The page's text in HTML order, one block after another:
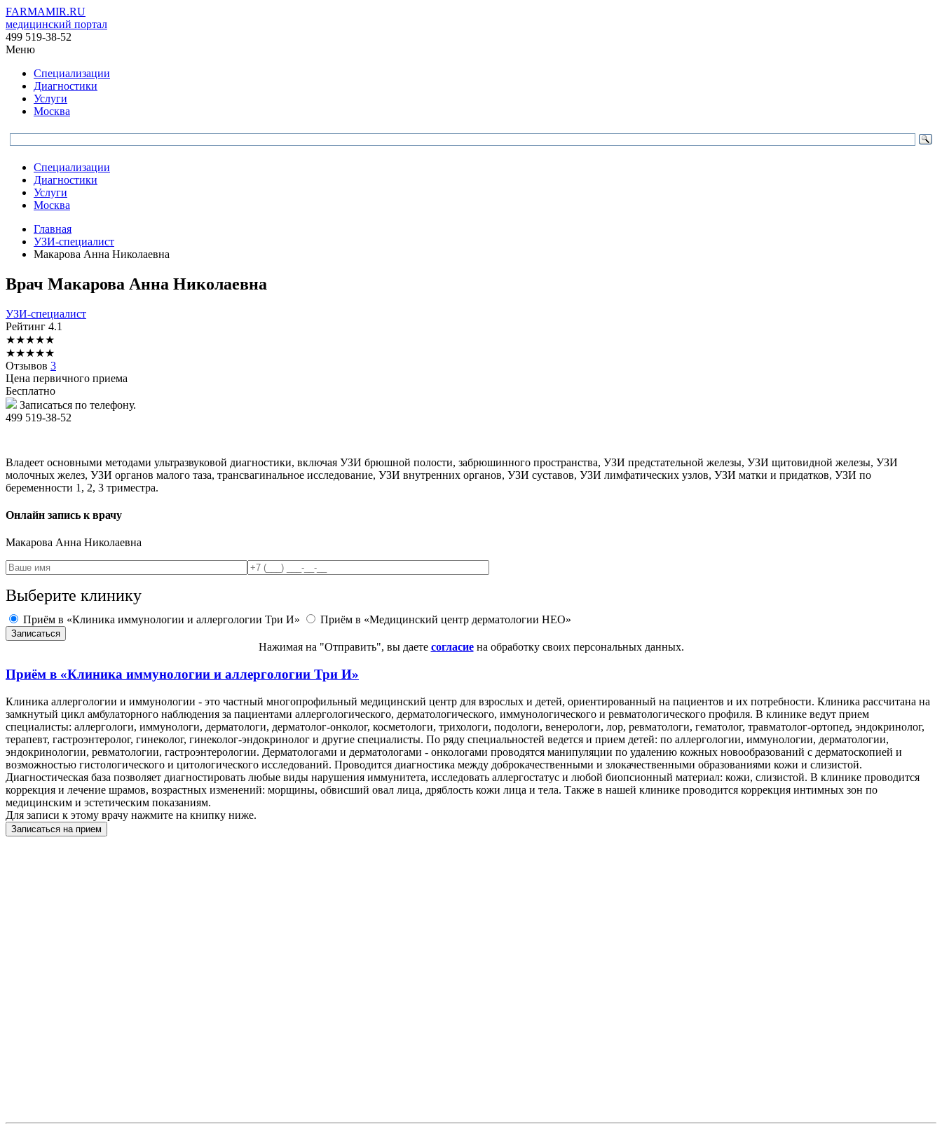
FARMAMIR.RU
медицинский портал
499 519-38-52
Меню
Специализации
Диагностики
Услуги
Москва
Специализации
Диагностики
Услуги
Москва
Главная
УЗИ-специалист
Макарова Анна Николаевна
Врач Макарова Анна Николаевна
УЗИ-специалист
Рейтинг 4.1
★★★★★
★★★★★
Отзывов 3
Цена первичного приема
Бесплатно
Записаться по телефону.
499 519-38-52
Владеет основными методами ультразвуковой диагностики, включая УЗИ брюшной полости, забрюшинного пространства, УЗИ предстательной железы, УЗИ щитовидной железы, УЗИ
молочных желез, УЗИ органов малого таза, трансвагинальное исследование, УЗИ внутренних органов, УЗИ суставов, УЗИ лимфатических узлов, УЗИ матки и придатков, УЗИ по
беременности 1, 2, 3 триместра.
Онлайн запись к врачу
Макарова Анна Николаевна
Выберите клинику
Приём в «Клиника иммунологии и аллергологии Три И» Приём в «Медицинский центр дерматологии НЕО»
Нажимая на "Отправить", вы даете согласиена обработку своих персональных данных.
Приём в «Клиника иммунологии и аллергологии Три И»
Клиника аллергологии и иммунологии - это частный многопрофильный медицинский центр для взрослых и детей, ориентированный на пациентов и их потребности. Клиника рассчитана на
замкнутый цикл амбулаторного наблюдения за пациентами аллергологического, дерматологического, иммунологического и ревматологического профиля. В клинике ведут прием
специалисты: аллергологи, иммунологи, дерматологи, дерматолог-онколог, косметологи, трихологи, подологи, венерологи, лор, ревматологи, гематолог, травматолог-ортопед, эндокринолог,
терапевт, гастроэнтеролог, гинеколог, гинеколог-эндокринолог и другие специалисты. По ряду специальностей ведется и прием детей: по аллергологии, иммунологии, дерматологии,
эндокринологии, ревматологии, гастроэнтерологии. Дерматологами и дерматологами - онкологами проводятся манипуляции по удалению кожных новообразований с дерматоскопией и
возможностью гистологического и цитологического исследований. Проводится диагностика между доброкачественными и злокачественными образованиями кожи и слизистой.
Диагностическая база позволяет диагностировать любые виды нарушения иммунитета, исследовать аллергостатус и любой биопсионный материал: кожи, слизистой. В клинике проводится
коррекция и лечение шрамов, возрастных изменений: морщины, обвисший овал лица, дряблость кожи лица и тела. Также в нашей клинике проводится коррекция интимных зон по
медицинским и эстетическим показаниям.
Для записи к этому врачу нажмите на книпку ниже.
Записаться на прием